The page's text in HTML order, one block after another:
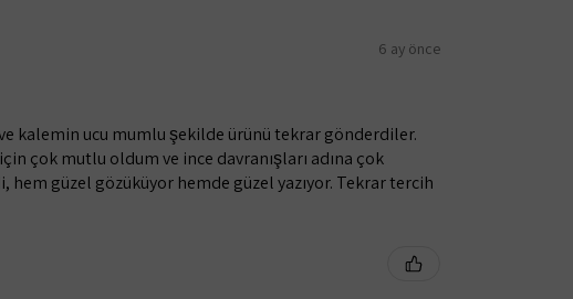
6 ay önce
kalemin ucu mumlu şekilde ürünü tekrar gönderdiler.
çok mutlu oldum ve ince davranışları adına çok
güzel gözüküyor hemde güzel yazıyor. Tekrar tercih